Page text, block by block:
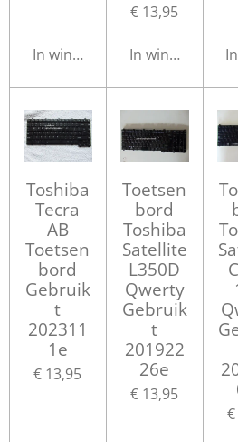
In winkelwagen
€ 13,95
In winkelwagen
Toshiba
Tecra
AB
Toetsen
bord
Gebruik
t
202311
1e
€ 13,95
Toetsen
bord
Toshiba
Satellite
L350D
Qwerty
Gebruik
t
201922
26e
€ 13,95